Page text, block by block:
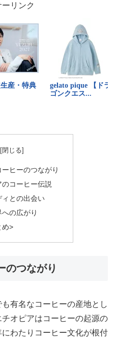
リンク
ヒーのつながり
コーヒー伝説
ィとの出会い
の広がり
め>
のつながり
有名なコーヒーの産地とし
オピアはコーヒーの起源の
わたりコーヒー文化が根付